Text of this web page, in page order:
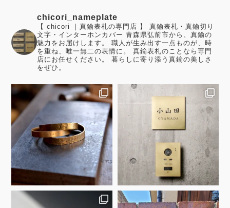
chicori_nameplate
【 chicori ｜真鍮表札の専門店 】 真鍮表札・真鍮切り
文字・インターホンカバー 青森県弘前市から、真鍮の
魅力をお届けします。 職人が生み出す一点ものが、時
を重ね、唯一無二の表情に。 真鍮表札のことなら専門
店にお任せください。 暮らしに寄り添う真鍮の美しさ
をぜひ。